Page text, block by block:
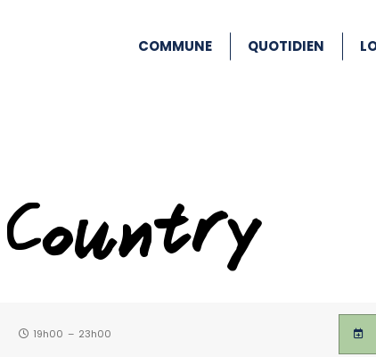
COMMUNE QUOTIDIEN
19h00 – 23h00